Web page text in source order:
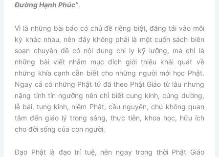
Đường Hạnh Phúc”.
Vì là những bài báo có chủ đề riêng biệt, đăng tải vào mỗi
kỳ khác nhau, nên đây không phải là một cuốn sách biên
soạn chuyên đề có nội dung chi ly kỹ lưỡng, mà chỉ là
những bài viết nhằm mục đích giới thiệu khái quát về
những khía cạnh cần biết cho những người mới học Phật.
Ngay cả có những Phật tử đã theo Phật Giáo từ lâu nhưng
nặng tính tín ngưỡng nên chỉ biết cung kính, cúng dường,
lễ bái, tụng kinh, niệm Phật, cầu nguyện, chứ không quan
tâm đến giáo lý trong sáng, thực tiễn, khoa học, hữu ích
cho đời sống của con người.
Đạo Phật là đạo trí tuệ, nên ngay trong thời Phật Giáo